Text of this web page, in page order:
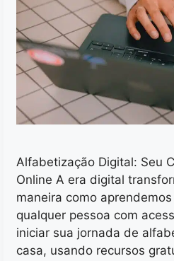
Alfabetização Digital: Seu
Online A era digital
maneira como
qualquer pessoa com
iniciar sua jornada de
casa, usando recursos